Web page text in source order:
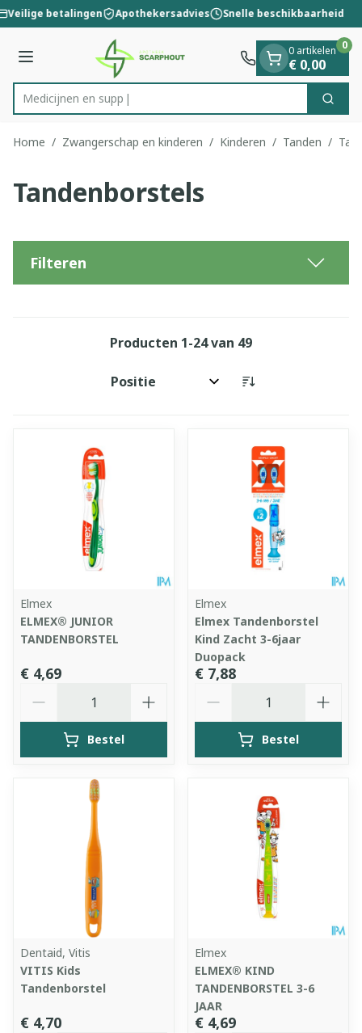
Ga naar de inhoud
1 van 1
Veilige betalingen Apothekersadvies Snelle beschikbaarheid
Menu
Product, merk, categorie...
M Zoek
0 artikelen
€ 0,00
0
Home / Zwangerschap en kinderen / Kinderen / Tanden /
Tandenborstels
Filteren
Producten 1-24van 49
Sorteer op:
Elmex
ELMEX® JUNIOR
TANDENBORSTEL
€ 4,69
Bestel
Elmex
Elmex Tandenborstel
Kind Zacht 3-6jaar
Duopack
€ 7,88
Bestel
Dentaid, Vitis
VITIS Kids
Tandenborstel
€ 4,70
Elmex
ELMEX® KIND
TANDENBORSTEL 3-6
JAAR
€ 4,69